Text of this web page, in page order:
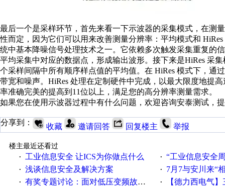
最后一个是采样环节，首先来看一下示波器的采集模式，在测
性而定，因为它们可以用来改善测量分辨率：平均模式和
统中基本降噪信号处理技术之一。它依赖多次触发采集重复的
平均采集中对应的数据点，形成输出波形。接下来是HiRes 采
个采样间隔中所有顺序样点值的平均值。在 HiRes 模式下，通
带宽和噪声。HiRes 处理在定制硬件中完成，以最大限度地提
率准确完美的提高到11位以上，满足您的高分辨率测量需求。
如果您在使用示波器过程中有什么问题，欢迎咨询安泰测试，
分享到： 收藏 邀请回答 回复楼主 举报
楼主最近还看过
·
工业信息安全 让ICS为你做点什么 · “工业信息安全周之我见”
· 浅谈信息安全及解决方案 · 7月7与安川来“
· 有奖专题讨论：面对低压变频故障，老手是这样解决的！ · 【德力西电气】三